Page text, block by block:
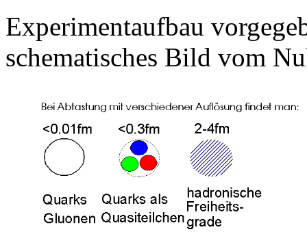
Experimentaufbau
schematisches Bild vom